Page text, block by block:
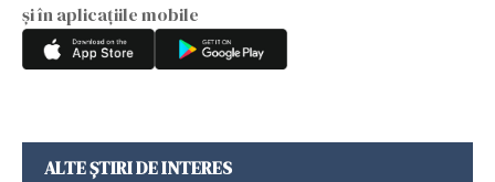
și în aplicațiile mobile
ALTE ȘTIRI DE INTERES